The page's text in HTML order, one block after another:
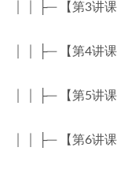
│ │ ├─ 【第3讲
│ │ ├─ 【第4讲
│ │ ├─ 【第5讲
│ │ ├─ 【第6讲